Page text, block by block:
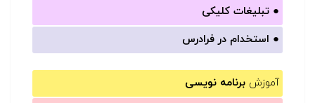
● تبلیغات کلیکی
● استخدام در فرادرس
آموزش برنامه نویسی